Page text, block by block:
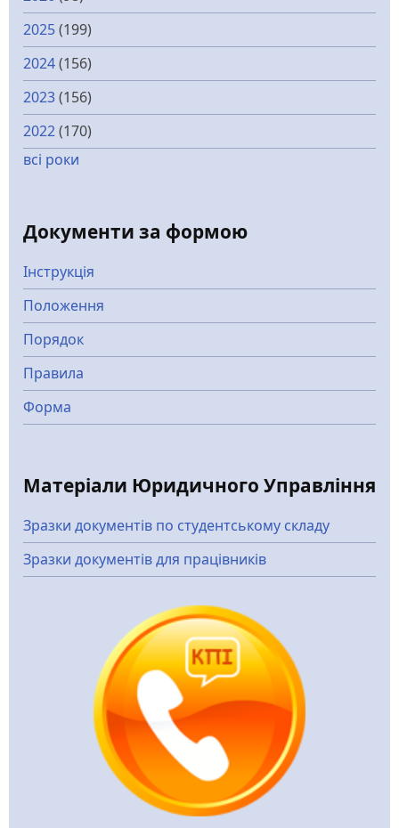
2025(199)
2024(156)
2023(156)
2022(170)
всі роки
Документи за формою
Інструкція
Положення
Порядок
Правила
Форма
Матеріали Юридичного Управління
Зразки документів по студентському складу
Зразки документів для працівників